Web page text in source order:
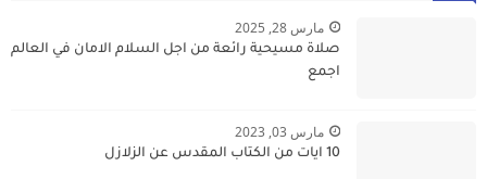
مارس 28, 2025
صلاة مسيحية رائعة من اجل السلام الامان في العالم
اجمع
مارس 03, 2023
10 ايات من الكتاب المقدس عن الزلازل